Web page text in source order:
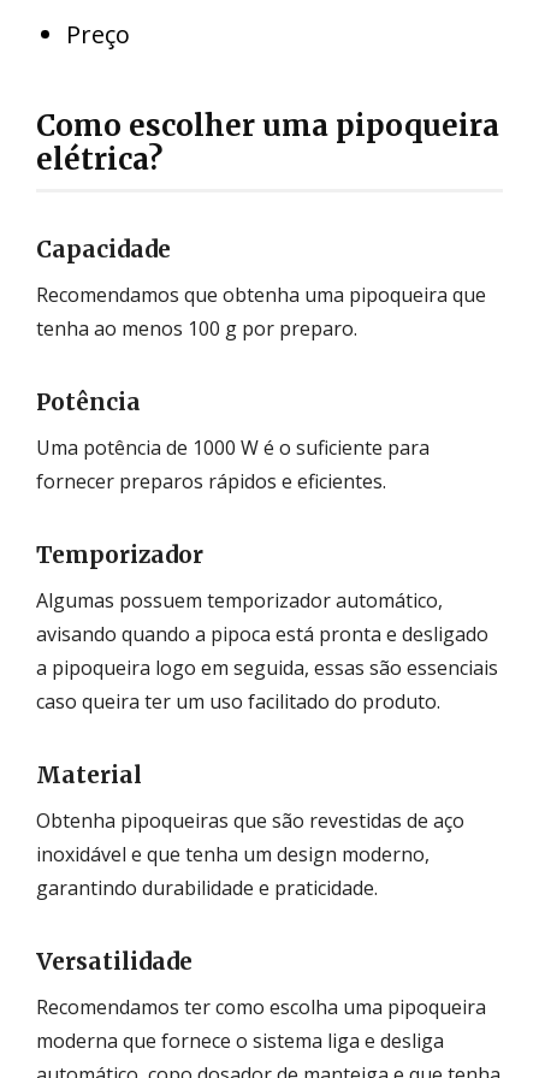
Preço
Como escolher uma pipoqueira
elétrica?
Capacidade
Recomendamos que obtenha uma pipoqueira que
tenha ao menos 100 g por preparo.
Potência
Uma potência de 1000 W é o suficiente para
fornecer preparos rápidos e eficientes.
Temporizador
Algumas possuem temporizador automático,
avisando quando a pipoca está pronta e desligado
a pipoqueira logo em seguida, essas são essenciais
caso queira ter um uso facilitado do produto.
Material
Obtenha pipoqueiras que são revestidas de aço
inoxidável e que tenha um design moderno,
garantindo durabilidade e praticidade.
Versatilidade
Recomendamos ter como escolha uma pipoqueira
moderna que fornece o sistema liga e desliga